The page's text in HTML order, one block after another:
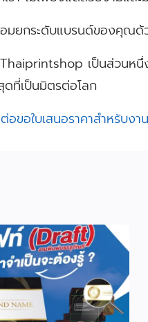
มยกระดับแบรนด์ของคุณ
เป็นส่วนหนึ่
ดที่เป็นมิตรต่อโลก
อขอใบเสนอราคาสำหรับ